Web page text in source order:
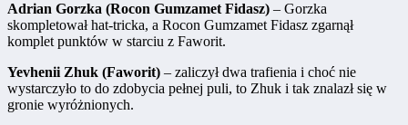
Adrian Gorzka (Rocon Gumzamet Fidasz) – Gorzka
skompletował hat-tricka, a Rocon Gumzamet Fidasz zgarnął
komplet punktów w starciu z Faworit.
Yevhenii Zhuk (Faworit) – zaliczył dwa trafienia i choć nie
wystarczyło to do zdobycia pełnej puli, to Zhuk i tak znalazł się w
gronie wyróżnionych.